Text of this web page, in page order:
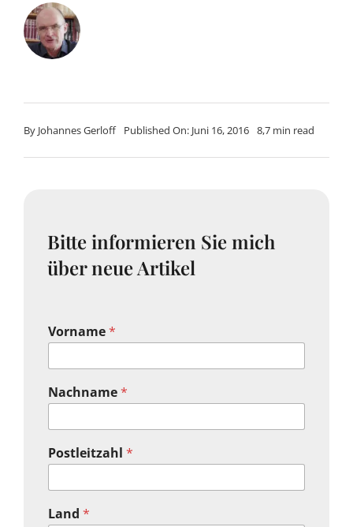
By Johannes Gerloff Published On: Juni 16, 2016 8,7 min read
Bitte informieren Sie mich
über neue Artikel
Vorname*
Nachname*
Postleitzahl *
Land *